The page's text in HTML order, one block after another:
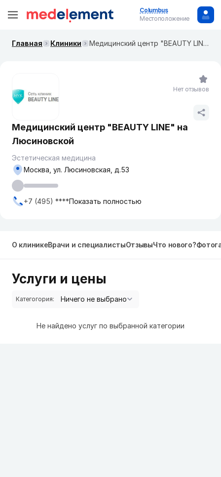
Columbus
Местоположение
Главная Клиники Медицинский центр "BEAUTY LINE" на ​Люсиновской
Медицинский центр "BEAUTY LINE" на ​
Люсиновской
Эстетическая медицина
Москва, ул. ​Люсиновская, д.53
+7 (495) ****Показать полностью
Нет отзывов
О клиникеВрачи и специалистыОтзывыЧто нового?
Услуги и цены
Категогория:
Не найдено услуг по выбранной категории